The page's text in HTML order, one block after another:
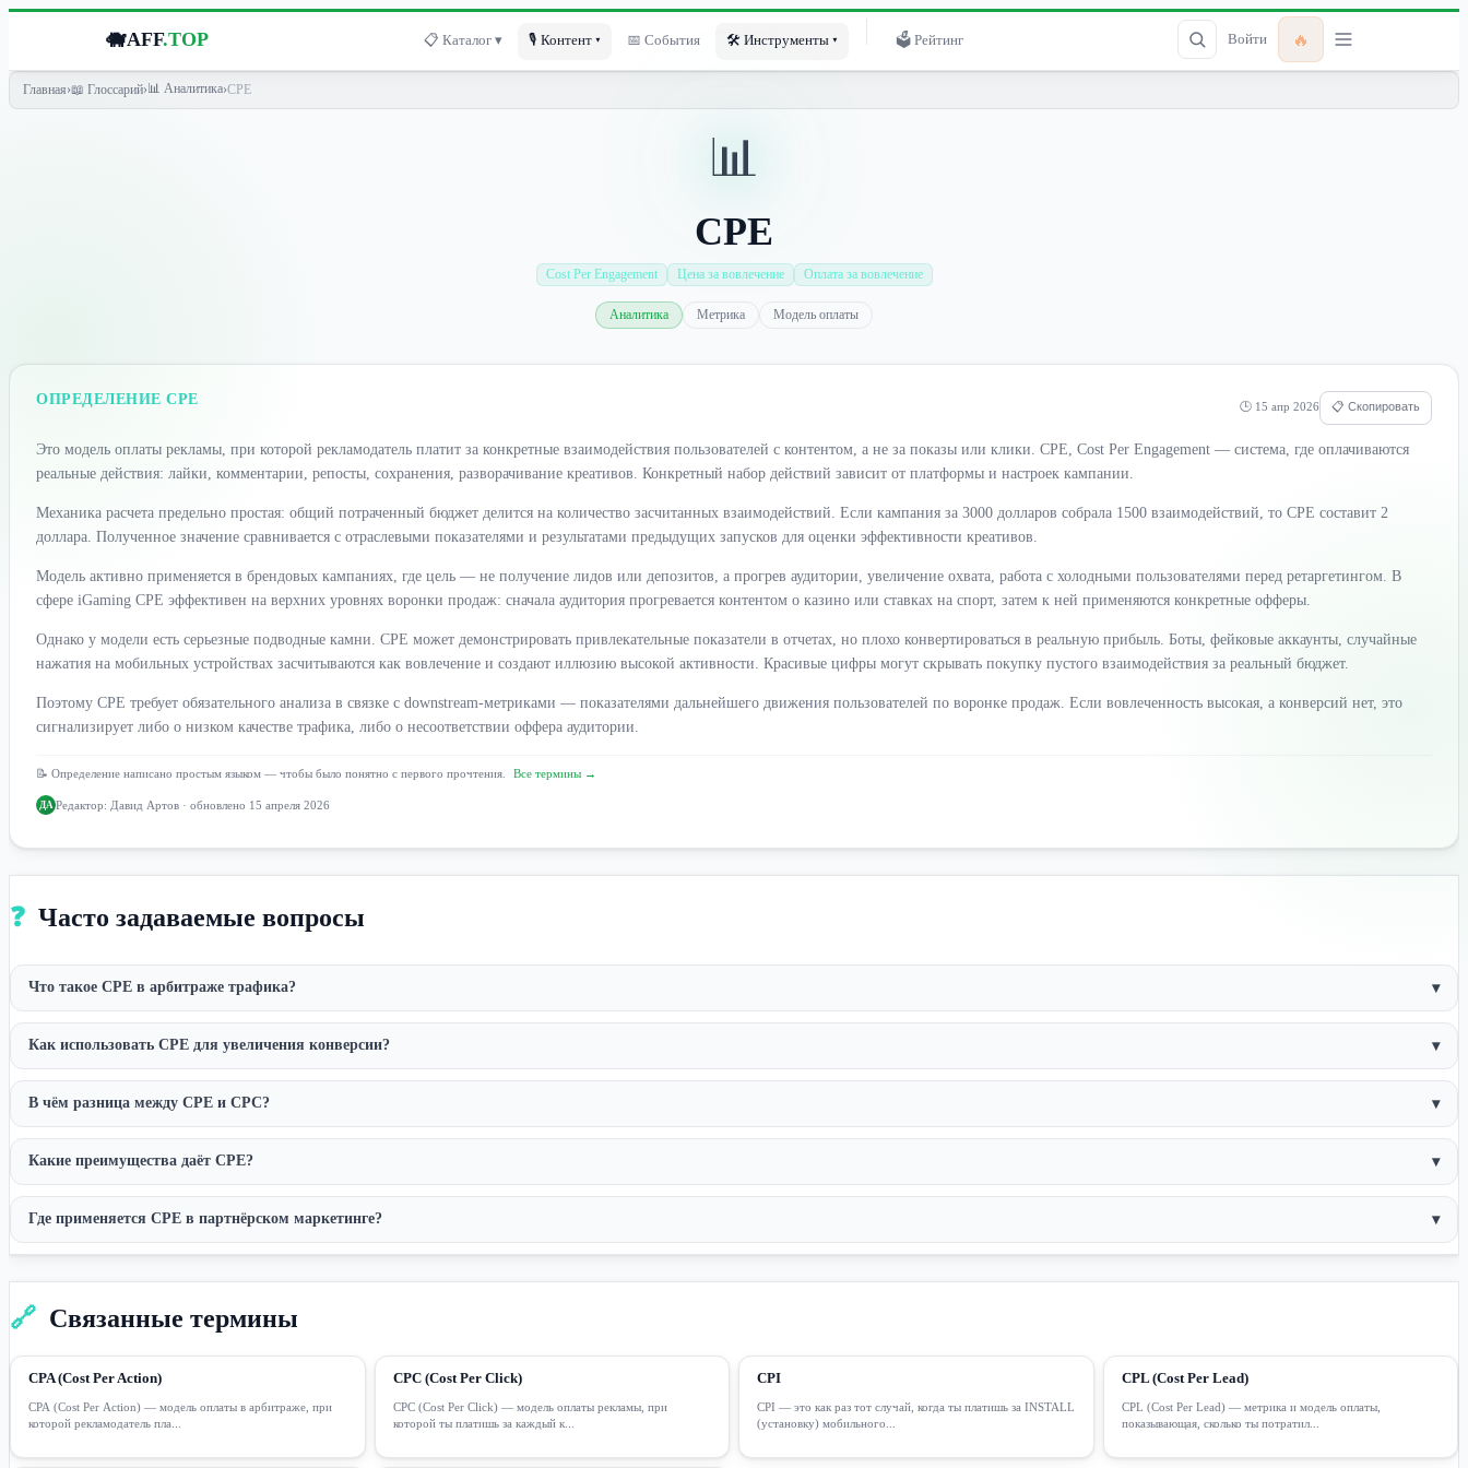
🐗AFF.TOP 📋 Каталог ▾ 🎙 Контент ▾ 📅 События 🛠 Инструменты ▾ 🗳 Рейтинг Войти 🔥
Главная›📖 Глоссарий›📊 Аналитика›CPE
📊
CPE
Cost Per Engagement Цена за вовлечение Оплата за вовлечение
Аналитика Метрика Модель оплаты
ОПРЕДЕЛЕНИЕ CPE 🕒 15 апр 2026 📋 Скопировать
Это модель оплаты рекламы, при которой рекламодатель платит за конкретные взаимодействия пользователей с контентом, а не за показы или клики. CPE, Cost Per Engagement — система, где оплачиваются
реальные действия: лайки, комментарии, репосты, сохранения, разворачивание креативов. Конкретный набор действий зависит от платформы и настроек кампании.
Механика расчета предельно простая: общий потраченный бюджет делится на количество засчитанных взаимодействий. Если кампания за 3000 долларов собрала 1500 взаимодействий, то CPE составит 2
доллара. Полученное значение сравнивается с отраслевыми показателями и результатами предыдущих запусков для оценки эффективности креативов.
Модель активно применяется в брендовых кампаниях, где цель — не получение лидов или депозитов, а прогрев аудитории, увеличение охвата, работа с холодными пользователями перед ретаргетингом. В
сфере iGaming CPE эффективен на верхних уровнях воронки продаж: сначала аудитория прогревается контентом о казино или ставках на спорт, затем к ней применяются конкретные офферы.
Однако у модели есть серьезные подводные камни. CPE может демонстрировать привлекательные показатели в отчетах, но плохо конвертироваться в реальную прибыль. Боты, фейковые аккаунты, случайные
нажатия на мобильных устройствах засчитываются как вовлечение и создают иллюзию высокой активности. Красивые цифры могут скрывать покупку пустого взаимодействия за реальный бюджет.
Поэтому CPE требует обязательного анализа в связке с downstream-метриками — показателями дальнейшего движения пользователей по воронке продаж. Если вовлеченность высокая, а конверсий нет, это
сигнализирует либо о низком качестве трафика, либо о несоответствии оффера аудитории.
📝 Определение написано простым языком — чтобы было понятно с первого прочтения. Все термины →
ДА Редактор: Давид Артов · обновлено 15 апреля 2026
❓ Часто задаваемые вопросы
Что такое CPE в арбитраже трафика? ▾
Как использовать CPE для увеличения конверсии? ▾
В чём разница между CPE и CPC? ▾
Какие преимущества даёт CPE? ▾
Где применяется CPE в партнёрском маркетинге? ▾
🔗 Связанные термины
CPA (Cost Per Action)
CPA (Cost Per Action) — модель оплаты в арбитраже, при
которой рекламодатель пла...
CPC (Cost Per Click)
CPC (Cost Per Click) — модель оплаты рекламы, при
которой ты платишь за каждый к...
CPI
CPI — это как раз тот случай, когда ты платишь за INSTALL
(установку) мобильного...
CPL (Cost Per Lead)
CPL (Cost Per Lead) — метрика и модель оплаты,
показывающая, сколько ты потратил...